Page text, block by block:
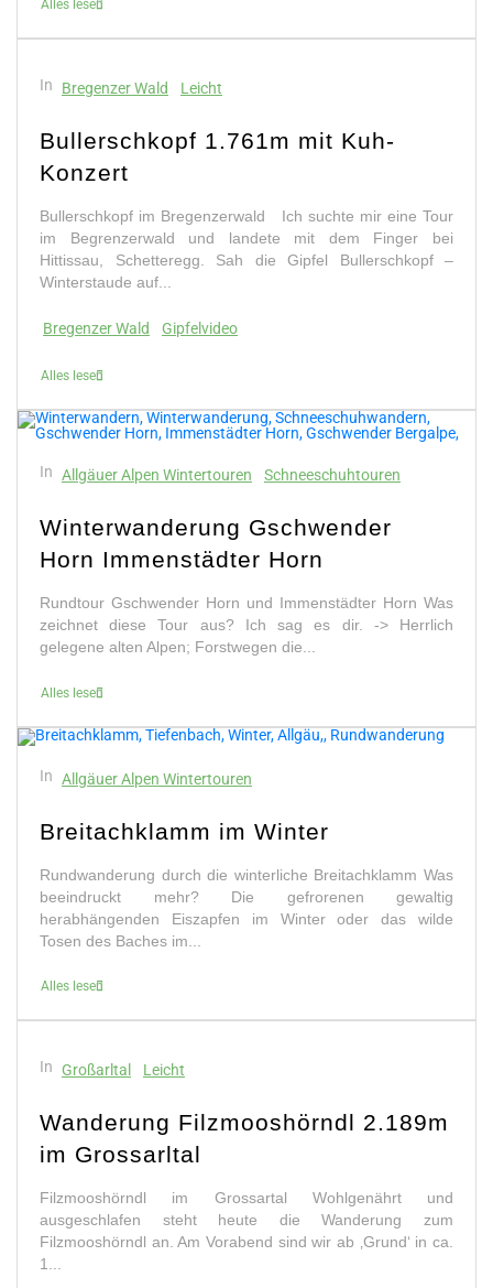
Alles lesen
In Bregenzer Wald Leicht
Bullerschkopf 1.761m mit Kuh-
Konzert
Bullerschkopf im Bregenzerwald Ich suchte mir eine Tour
im Begrenzerwald und landete mit dem Finger bei
Hittissau, Schetteregg. Sah die Gipfel Bullerschkopf –
Winterstaude auf...
Bregenzer Wald Gipfelvideo
Alles lesen
In Allgäuer Alpen Wintertouren Schneeschuhtouren
Winterwanderung Gschwender
Horn Immenstädter Horn
Rundtour Gschwender Horn und Immenstädter Horn Was
zeichnet diese Tour aus? Ich sag es dir. -> Herrlich
gelegene alten Alpen; Forstwegen die...
Alles lesen
In Allgäuer Alpen Wintertouren
Breitachklamm im Winter
Rundwanderung durch die winterliche Breitachklamm Was
beeindruckt mehr? Die gefrorenen gewaltig
herabhängenden Eiszapfen im Winter oder das wilde
Tosen des Baches im...
Alles lesen
In Großarltal Leicht
Wanderung Filzmooshörndl 2.189m
im Grossarltal
Filzmooshörndl im Grossartal Wohlgenährt und
ausgeschlafen steht heute die Wanderung zum
Filzmooshörndl an. Am Vorabend sind wir ab ‚Grund‘ in ca.
1...